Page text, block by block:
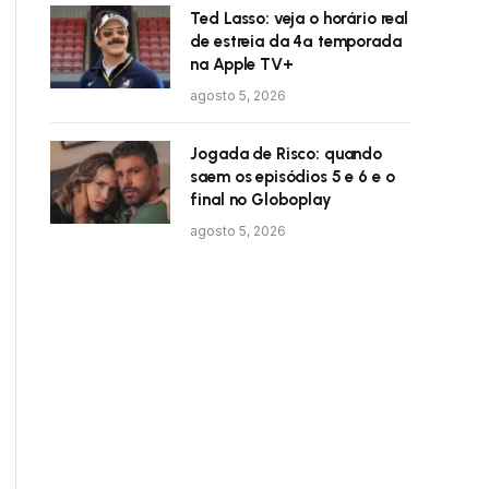
Ted Lasso: veja o horário real
de estreia da 4ª temporada
na Apple TV+
agosto 5, 2026
Jogada de Risco: quando
saem os episódios 5 e 6 e o
final no Globoplay
agosto 5, 2026